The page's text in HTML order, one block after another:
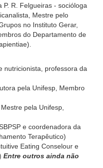
P. R. Felgueiras - socióloga
Mestre pelo
no Instituto Gerar,
do Departamento de
nutricionista, professora da
pela Unifesp, Membro
pela Unifesp,
e coordenadora da
Terapêutico)
Eating Conselour e
Entre outros ainda não